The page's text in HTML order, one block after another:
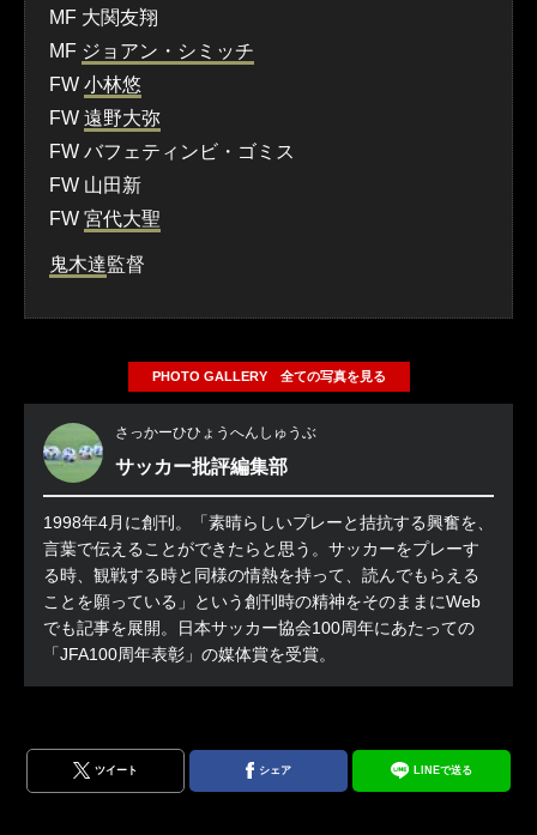
MF 大関友翔
MF ジョアン・シミッチ
FW 小林悠
FW 遠野大弥
FW バフェティンビ・ゴミス
FW 山田新
FW 宮代大聖
鬼木達監督
PHOTO GALLERY 全ての写真を見る
さっかーひひょうへんしゅうぶ
サッカー批評編集部
1998年4月に創刊。「素晴らしいプレーと拮抗する興奮を、
言葉で伝えることができたらと思う。サッカーをプレーす
る時、観戦する時と同様の情熱を持って、読んでもらえる
ことを願っている」という創刊時の精神をそのままにWeb
でも記事を展開。日本サッカー協会100周年にあたっての
「JFA100周年表彰」の媒体賞を受賞。
ツイート シェア LINEで送る